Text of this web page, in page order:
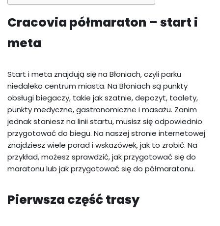
Cracovia półmaraton – start i
meta
Start i meta znajdują się na Błoniach, czyli parku
niedaleko centrum miasta. Na Błoniach są punkty
obsługi biegaczy, takie jak szatnie, depozyt, toalety,
punkty medyczne, gastronomiczne i masażu. Zanim
jednak staniesz na linii startu, musisz się odpowiednio
przygotować do biegu. Na naszej stronie internetowej
znajdziesz wiele porad i wskazówek, jak to zrobić. Na
przykład, możesz sprawdzić, jak przygotować się do
maratonu lub jak przygotować się do półmaratonu.
Pierwsza część trasy